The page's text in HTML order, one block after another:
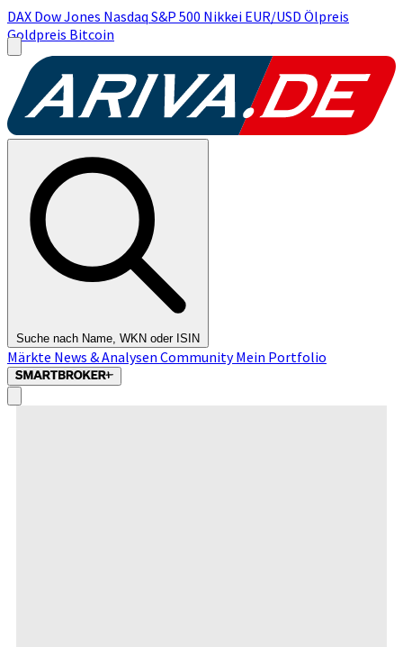
DAX Dow Jones Nasdaq S&P 500 Nikkei EUR/USD Ölpreis
Goldpreis Bitcoin
Suche nach Name, WKN oder ISIN
Märkte News & Analysen CommunityMein Portfolio